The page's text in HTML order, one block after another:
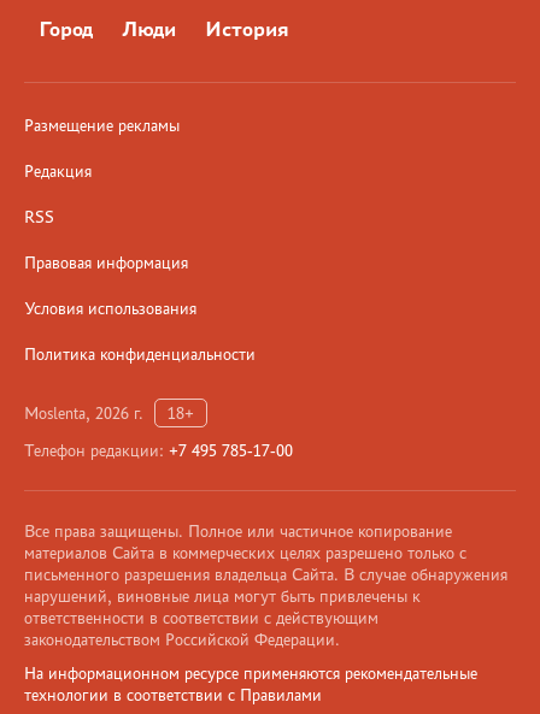
Город Люди История
Размещение рекламы
Редакция
RSS
Правовая информация
Условия использования
Политика конфиденциальности
Moslenta, 2026 г.
18+
Телефон редакции: +7 495 785-17-00
Все права защищены. Полное или частичное копирование
материалов Сайта в коммерческих целях разрешено только с
письменного разрешения владельца Сайта. В случае обнаружения
нарушений, виновные лица могут быть привлечены к
ответственности в соответствии с действующим
законодательством Российской Федерации.
На информационном ресурсе применяются рекомендательные
технологии в соответствии с Правилами